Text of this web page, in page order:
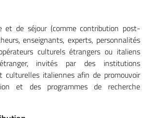
et de séjour (comme contribution post-
enseignants, experts, personnalités
culturels étrangers ou italiens
invités par des institutions
culturelles italiennes afin de promouvoir
et des programmes de recherche